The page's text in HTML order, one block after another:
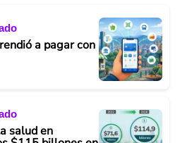
a pagar con
salud en